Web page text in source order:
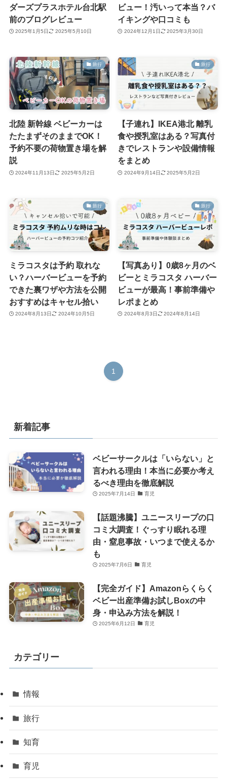
ダーズプラスホテル台北駅
前のブログレビュー
2025年1月5日 2025年5月10日
ビュー！汚いって本当？バ
イキングや口コミも
2024年12月1日 2025年3月30日
旅行
北陸 新幹線 ベビーカーは
たたまずそのままでOK！
予約不要の荷物置き場を解
説
2024年11月13日 2025年5月2日
旅行
【子連れ】IKEA港北 離乳
食や授乳室はある？写真付
きでレストランや設備情報
をまとめ
2024年9月14日 2025年5月2日
旅行
ミラコスタは予約 取れな
い？ハーバービューを予約
できた裏ワザや方法を公開
おすすめはキャセル拾い
2024年8月13日 2024年10月5日
旅行
【写真あり】0歳8ヶ月のベ
ビーとミラコスタ ハーバー
ビューが最高！事前準備や
レポまとめ
2024年8月3日 2024年8月14日
1
新着記事
ベビーサークルは「いらない」と
言われる理由！本当に必要か考え
るべき理由を徹底解説
2025年7月14日 育児
【話題沸騰】ユニースリープの口
コミ大調査！ぐっすり眠れる理
由・窒息事故・いつまで使えるか
も
2025年7月6日 育児
【完全ガイド】Amazonらくらく
ベビー出産準備お試しBoxの中
身・申込み方法を解説！
2025年6月12日 育児
カテゴリー
情報
旅行
知育
育児